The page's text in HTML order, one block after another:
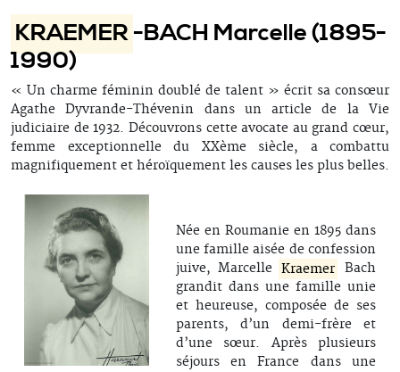
KRAEMER-BACH Marcelle (1895-
1990)
« Un charme féminin doublé de talent » écrit sa consœur
Agathe Dyvrande-Thévenin dans un article de la Vie
judiciaire de 1932. Découvrons cette avocate au grand cœur,
femme exceptionnelle du XXème siècle, a combattu
magnifiquement et héroïquement les causes les plus belles.
Née en Roumanie en 1895 dans
une famille aisée de confession
juive, Marcelle
Kraemer
Bach
grandit dans une famille unie
et heureuse, composée de ses
parents, d’un demi-frère et
d’une sœur. Après plusieurs
séjours en France dans une